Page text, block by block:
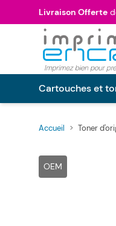
Livraison Offerte
Cartouches et
Accueil > Toner
OEM
Main image
Click to view image